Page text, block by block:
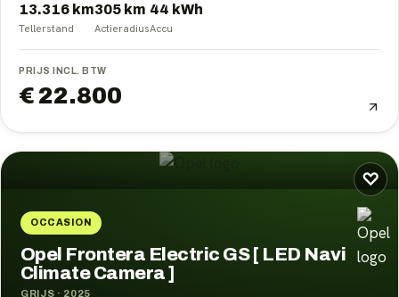
13.316 km
Tellerstand
305 km
Actieradius
44 kWh
Accu
PRIJS INCL. BTW
€ 22.800
♡
OCCASION
Opel Frontera Electric GS [ LED Navi
Climate Camera ]
GRIJS · 2025